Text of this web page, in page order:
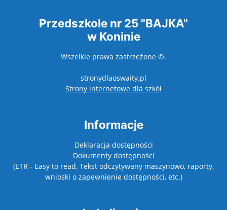
Przedszkole nr 25 "BAJKA"
w Koninie
Wszelkie prawa zastrzeżone ©.
stronydlaoswaity.pl
Strony internetowe dla szkółotwiera się w
Informacje
Deklaracja dostępności
Dokumenty dostępności
(ETR - Easy to read, Tekst odczytywany maszynowo, raporty,
wnioski o zapewnienie dostępności, etc.)